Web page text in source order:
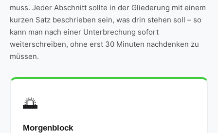
muss. Jeder Abschnitt sollte in der Gliederung mit einem
kurzen Satz beschrieben sein, was drin stehen soll – so
kann man nach einer Unterbrechung sofort
weiterschreiben, ohne erst 30 Minuten nachdenken zu
müssen.
🌅
Morgenblock